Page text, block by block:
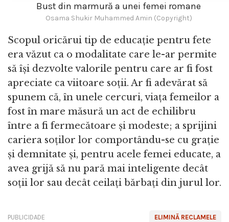
Bust din marmură a unei femei romane
Osama Shukir Muhammed Amin (Copyright)
Scopul oricărui tip de educație pentru fete
era văzut ca o modalitate care le-ar permite
să își dezvolte valorile pentru care ar fi fost
apreciate ca viitoare soții. Ar fi adevărat să
spunem că, în unele cercuri, viața femeilor a
fost în mare măsură un act de echilibru
între a fi fermecătoare și modeste; a sprijini
cariera soților lor comportându-se cu grație
și demnitate și, pentru acele femei educate, a
avea grijă să nu pară mai inteligente decât
soții lor sau decât ceilați bărbați din jurul lor.
ELIMINĂ RECLAMELE
PUBLICIDADE